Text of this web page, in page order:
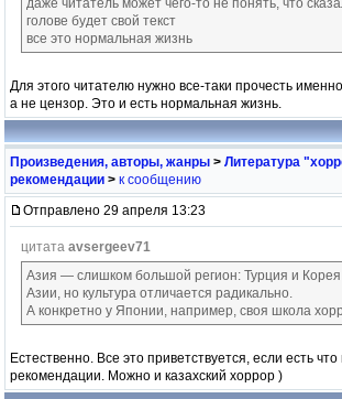
даже читатель может чего-то не понять, что
голове будет свой текст
все это нормальная жизнь
Для этого читателю нужно все-таки прочесть
а не цензор. Это и есть нормальная жизнь.
Произведения, авторы, жанры > Литература
рекомендации > к сообщению
Отправлено 29 апреля 13:23
цитата avsergeev71
Азия — слишком большой регион: Турция и Корея
Азии, но культура отличается радикально.
А конкретно у Японии, например, своя школа
Естественно. Все это приветствуется, если есть
рекомендации. Можно и казахский хоррор )